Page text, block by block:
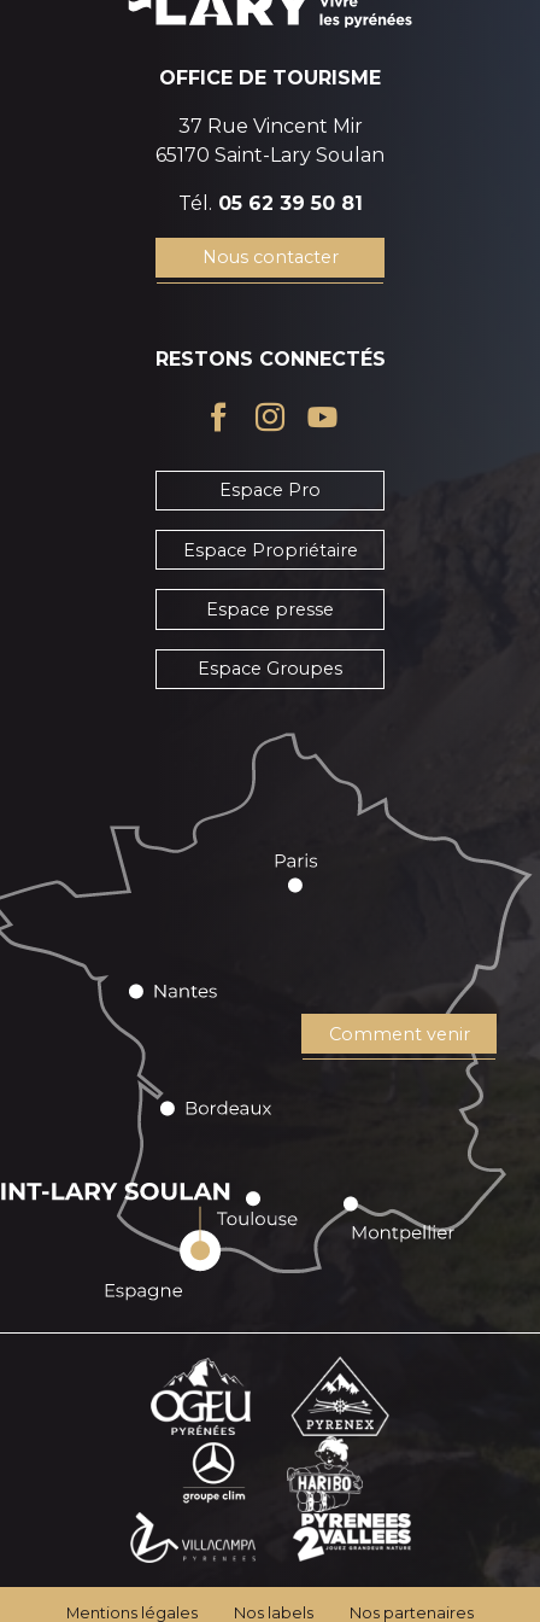
OFFICE DE TOURISME
37 Rue Vincent Mir
65170 Saint-Lary Soulan
Tél. 05 62 39 50 81
Nous contacter
RESTONS CONNECTÉS
Espace Pro
Espace Propriétaire
Espace presse
Espace Groupes
Comment venir
Mentions légales Nos labels Nos partenaires